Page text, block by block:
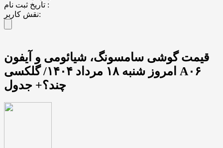
تاریخ ثبت نام :
نقش کاربر:
قیمت گوشی سامسونگ، شیائومی و آیفون
امروز شنبه ۱۸ مرداد ۱۴۰۴/ گلکسی A۰۶
چند؟+ جدول